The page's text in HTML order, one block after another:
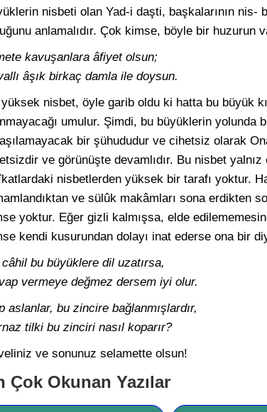
nisbeti olan Yad-i daşti, başkalarının nis-
anlamalıdır. Çok kimse, böyle bir huzurun
kavuşanlara âfiyet olsun;
âşık birkaç damla ile doysun.
nisbet, öyle garib oldu ki hatta bu büyük
umulur. Şimdi, bu büyüklerin yolunda
bir şühududur ve cihetsiz olarak
ve görünüşte devamlıdır. Bu nisbet
nisbetlerden yüksek bir tarafı yoktur.
ve sülûk makâmları sona erdikten
yoktur. Eğer gizli kalmışsa, elde
kendi kusurundan dolayı inat ederse ona bir
bu büyüklere dil uzatırsa,
vermeye değmez dersem iyi olur.
aslanlar, bu zincire bağlanmışlardır,
tilki bu zinciri nasıl koparır?
ve sonunuz selamette olsun!
Çok Okunan Yazılar